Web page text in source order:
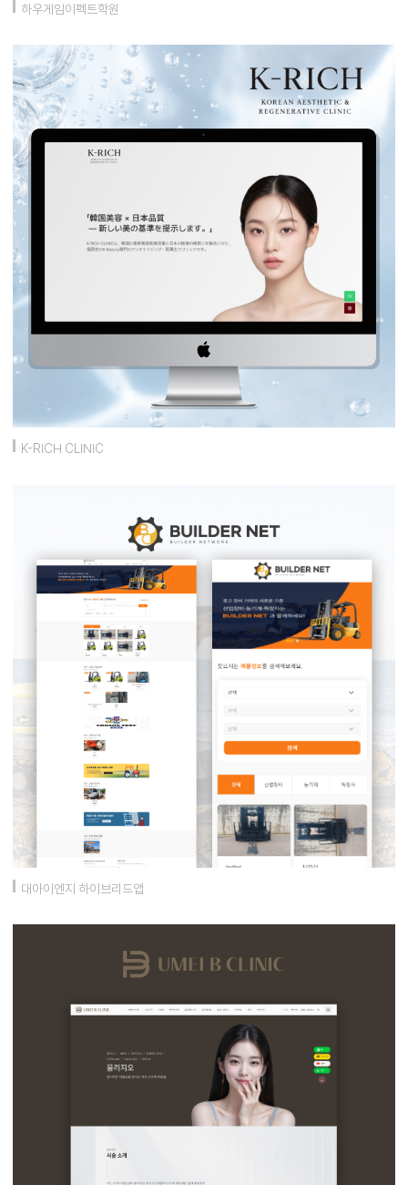
하우게임이펙트학원
K-RICH CLINIC
대아이엔지 하이브리드앱